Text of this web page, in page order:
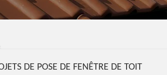
DE POSE DE FENÊTRE DE TOIT